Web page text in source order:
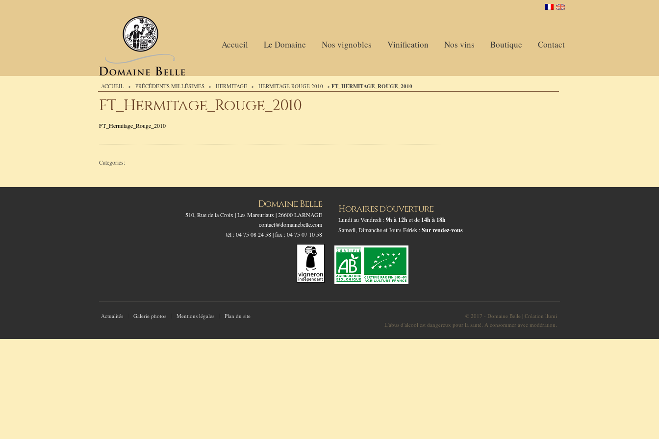
Accueil Le Domaine Nos vignobles Vinification Nos vins Boutique Contact
ACCUEIL > PRÉCÉDENTS MILLÉSIMES > HERMITAGE > HERMITAGE ROUGE 2010 > FT_HERMITAGE_ROUGE_2010
FT_Hermitage_Rouge_2010
FT_Hermitage_Rouge_2010
Categories:
Domaine Belle
510, Rue de la Croix | Les Marsuriaux | 26600 LARNAGE
contact@domainebelle.com
tél : 04 75 08 24 58 | fax : 04 75 07 10 58
Horaires d'ouverture
Lundi au Vendredi :9h à 12het de 14h à 18h
Samedi, Dimanche et Jours Fériés :Sur rendez-vous
Actualités Galerie photos Mentions légales Plan du site © 2017 - Domaine Belle | Création llumi
L'abus d'alcool est dangereux pour la santé. A consommer avec modération.